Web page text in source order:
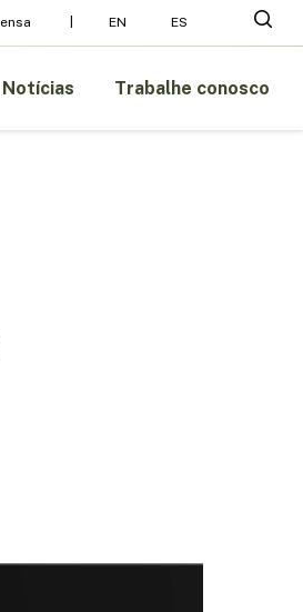
EN ES
Notícias Trabalhe conosco
Menu